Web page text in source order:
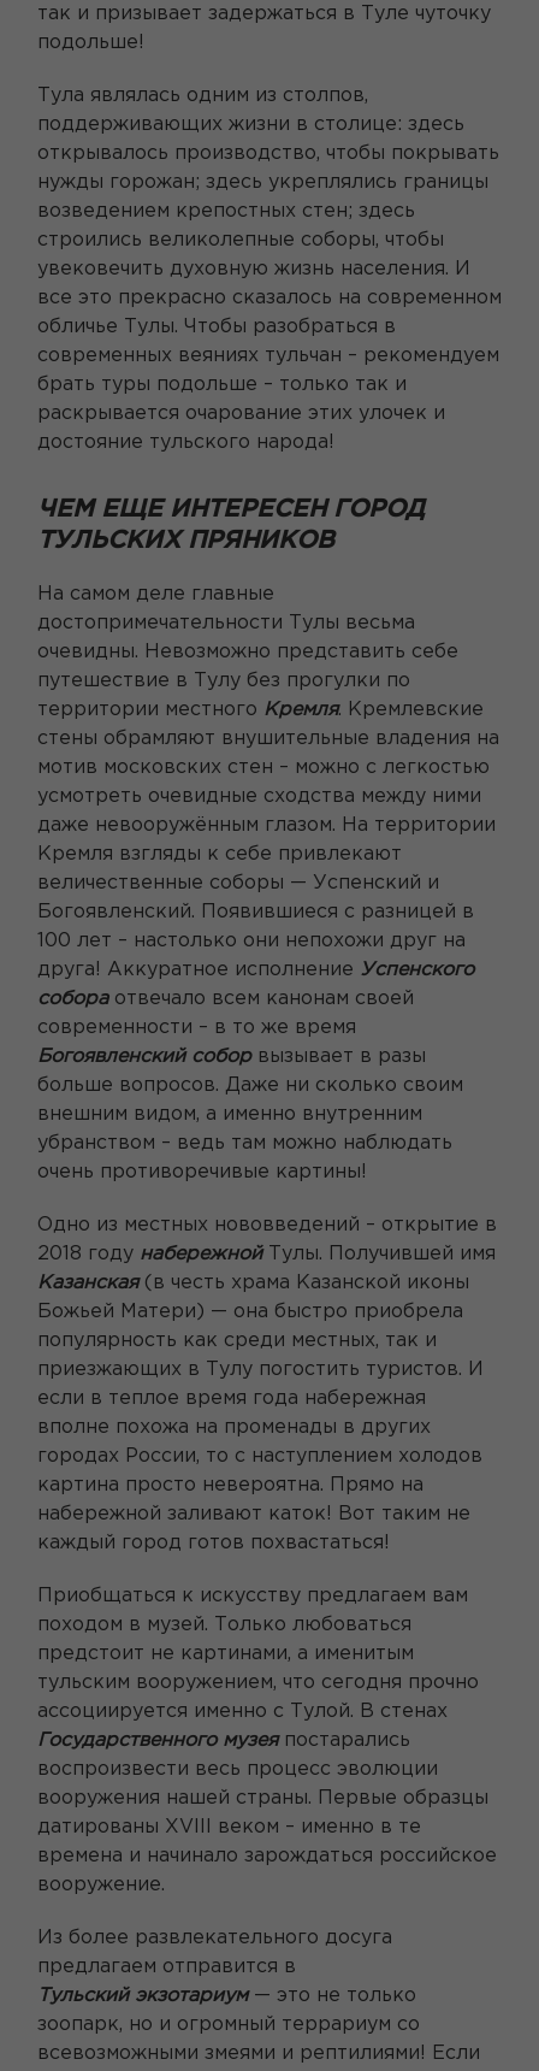
так и призывает задержаться в Туле чуточку
подольше!
Тула являлась одним из столпов,
поддерживающих жизни в столице: здесь
открывалось производство, чтобы покрывать
нужды горожан; здесь укреплялись границы
возведением крепостных стен; здесь
строились великолепные соборы, чтобы
увековечить духовную жизнь населения. И
все это прекрасно сказалось на современном
обличье Тулы. Чтобы разобраться в
современных веяниях тульчан – рекомендуем
брать туры подольше – только так и
раскрывается очарование этих улочек и
достояние тульского народа!
ЧЕМ ЕЩЕ ИНТЕРЕСЕН ГОРОД
ТУЛЬСКИХ ПРЯНИКОВ
На самом деле главные
достопримечательности Тулы весьма
очевидны. Невозможно представить себе
путешествие в Тулу без прогулки по
территории местного Кремля. Кремлевские
стены обрамляют внушительные владения на
мотив московских стен – можно с легкостью
усмотреть очевидные сходства между ними
даже невооружённым глазом. На территории
Кремля взгляды к себе привлекают
величественные соборы — Успенский и
Богоявленский. Появившиеся с разницей в
100 лет – настолько они непохожи друг на
друга! Аккуратное исполнение Успенского
собораотвечало всем канонам своей
современности – в то же время
Богоявленский соборвызывает в разы
больше вопросов. Даже ни сколько своим
внешним видом, а именно внутренним
убранством – ведь там можно наблюдать
очень противоречивые картины!
Одно из местных нововведений – открытие в
2018 году набережнойТулы. Получившей имя
Казанская(в честь храма Казанской иконы
Божьей Матери) — она быстро приобрела
популярность как среди местных, так и
приезжающих в Тулу погостить туристов. И
если в теплое время года набережная
вполне похожа на променады в других
городах России, то с наступлением холодов
картина просто невероятна. Прямо на
набережной заливают каток! Вот таким не
каждый город готов похвастаться!
Приобщаться к искусству предлагаем вам
походом в музей. Только любоваться
предстоит не картинами, а именитым
тульским вооружением, что сегодня прочно
ассоциируется именно с Тулой. В стенах
Государственного музеяпостарались
воспроизвести весь процесс эволюции
вооружения нашей страны. Первые образцы
датированы XVIII веком – именно в те
времена и начинало зарождаться российское
вооружение.
Из более развлекательного досуга
предлагаем отправится в
Тульский экзотариум— это не только
зоопарк, но и огромный террариум со
всевозможными змеями и рептилиями! Если